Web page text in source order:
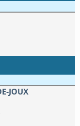
JOUX